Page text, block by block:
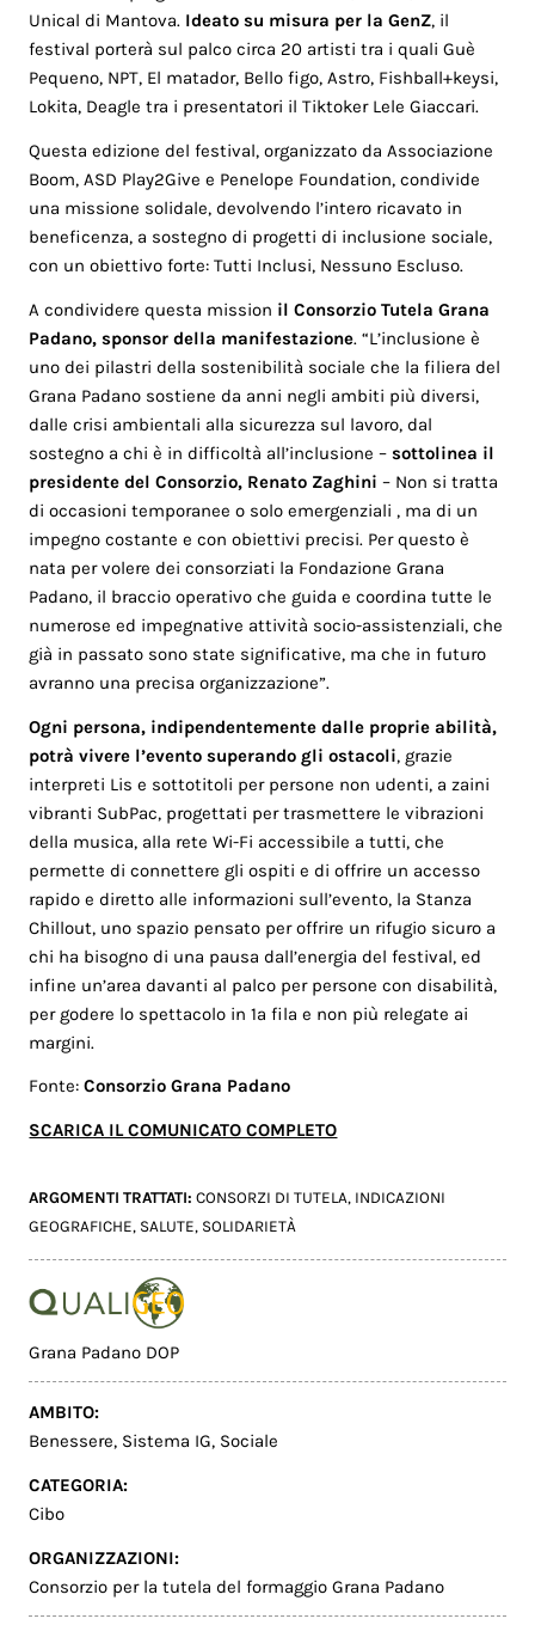
Unical di Mantova. Ideato su misura per la GenZ, il
festival porterà sul palco circa 20 artisti tra i quali Guè
Pequeno, NPT, El matador, Bello figo, Astro, Fishball+keysi,
Lokita, Deagle tra i presentatori il Tiktoker Lele Giaccari.
Questa edizione del festival, organizzato da Associazione
Boom, ASD Play2Give e Penelope Foundation, condivide
una missione solidale, devolvendo l’intero ricavato in
beneficenza, a sostegno di progetti di inclusione sociale,
con un obiettivo forte: Tutti Inclusi, Nessuno Escluso.
A condividere questa mission il Consorzio Tutela Grana
Padano, sponsor della manifestazione. “L’inclusione è
uno dei pilastri della sostenibilità sociale che la filiera del
Grana Padano sostiene da anni negli ambiti più diversi,
dalle crisi ambientali alla sicurezza sul lavoro, dal
sostegno a chi è in difficoltà all’inclusione –sottolinea il
presidente del Consorzio, Renato Zaghini – Non si tratta
di occasioni temporanee o solo emergenziali , ma di un
impegno costante e con obiettivi precisi. Per questo è
nata per volere dei consorziati la Fondazione Grana
Padano, il braccio operativo che guida e coordina tutte le
numerose ed impegnative attività socio-assistenziali, che
già in passato sono state significative, ma che in futuro
avranno una precisa organizzazione”.
Ogni persona, indipendentemente dalle proprie abilità,
potrà vivere l’evento superando gli ostacoli, grazie
interpreti Lis e sottotitoli per persone non udenti, a zaini
vibranti SubPac, progettati per trasmettere le vibrazioni
della musica, alla rete Wi-Fi accessibile a tutti, che
permette di connettere gli ospiti e di offrire un accesso
rapido e diretto alle informazioni sull’evento, la Stanza
Chillout, uno spazio pensato per offrire un rifugio sicuro a
chi ha bisogno di una pausa dall’energia del festival, ed
infine un’area davanti al palco per persone con disabilità,
per godere lo spettacolo in 1ª fila e non più relegate ai
margini.
Fonte:Consorzio Grana Padano
SCARICA IL COMUNICATO COMPLETO
ARGOMENTI TRATTATI:CONSORZI DI TUTELA, INDICAZIONI
GEOGRAFICHE, SALUTE, SOLIDARIETÀ
Grana Padano DOP
AMBITO:
Benessere, Sistema IG, Sociale
CATEGORIA:
Cibo
ORGANIZZAZIONI:
Consorzio per la tutela del formaggio Grana Padano